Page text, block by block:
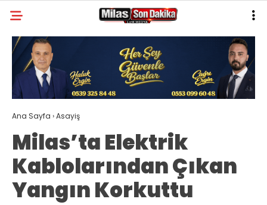
20.5
GALERİ YAZARLAR
MILAS
MUĞLA’DAN
ASAYIŞ
GÜNDEM
EKONOMI
Ana Sayfa ›Asayiş
Milas’ta Elektrik
Kablolarından Çıkan
Yangın Korkuttu